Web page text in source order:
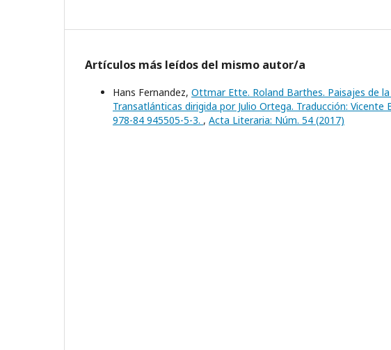
Artículos más leídos del mismo autor/a
Hans Fernandez, Ottmar Ette. Roland Barthes. Paisajes de
Transatlánticas dirigida por Julio Ortega. Traducción: Vicente
978-84 945505-5-3. , Acta Literaria: Núm. 54 (2017)